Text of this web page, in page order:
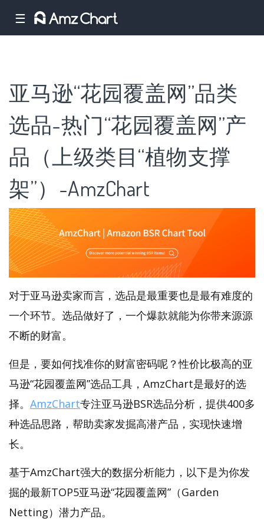
☰
亚马逊“花园覆盖网”品类
选品-热门“花园覆盖网”产
品（上级类目“植物支撑
架”）-AmzChart
对于亚马逊卖家而言，选品是最重要也是最有难度的
一个环节。选品做好了，一个爆款就能为你带来源源
不断的财富。
但是，要如何找准你的财富密码呢？性价比极高的亚
马逊“花园覆盖网”选品工具，AmzChart是最好的选
择。 AmzChart专注亚马逊BSR选品分析，提供400多
种选品思路，帮助卖家发掘高潜产品，实现快速增
长。
基于AmzChart强大的数据分析能力，以下是为你发
掘的最新TOP5亚马逊“花园覆盖网”（Garden
Netting）潜力产品。